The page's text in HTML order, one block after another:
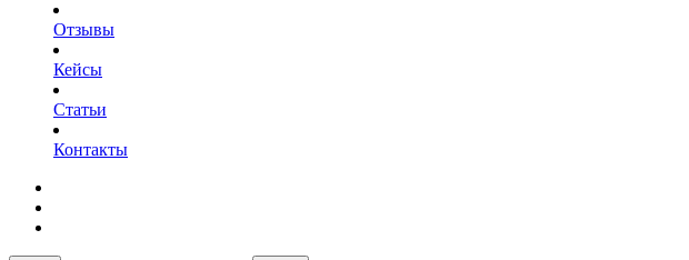
Отзывы
Кейсы
Статьи
Контакты